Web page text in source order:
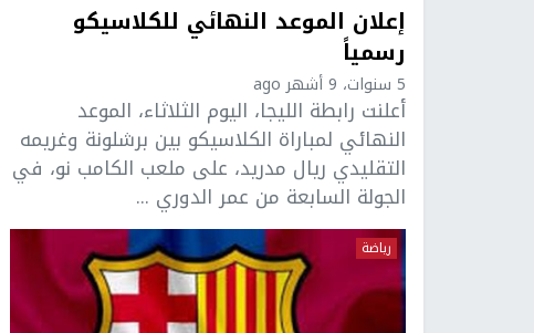
إعلان الموعد النهائي للكلاسيكو
رسمياً
5 سنوات، 9 أشهر ago
أعلنت رابطة الليجا، اليوم الثلاثاء، الموعد
النهائي لمباراة الكلاسيكو بين برشلونة وغريمه
التقليدي ريال مدريد، على ملعب الكامب نو، في
الجولة السابعة من عمر الدوري ...
رياضة